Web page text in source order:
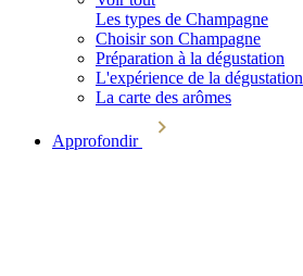
Les types de Champagne
Choisir son Champagne
Préparation à la dégustation
L'expérience de la dégustation
La carte des arômes
Approfondir